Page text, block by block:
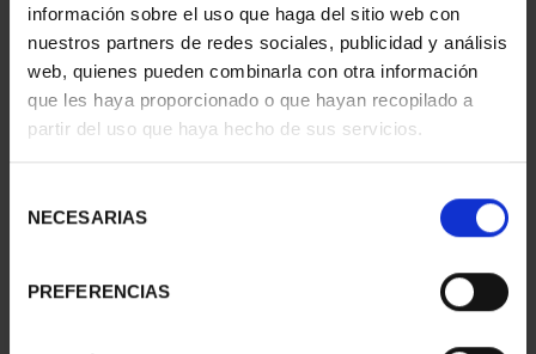
información sobre el uso que haga del sitio web con
nuestros partners de redes sociales, publicidad y análisis
web, quienes pueden combinarla con otra información
que les haya proporcionado o que hayan recopilado a
partir del uso que haya hecho de sus servicios.
NECESARIAS
PREFERENCIAS
SUSCRIPCIÓN
CAPITALES DE
949,00 €
registrados
SUSCRIPCIÓN
CAPITALES DE
949,00 €
registrados